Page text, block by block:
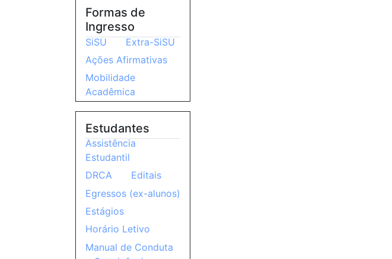
Formas de
Ingresso
SiSU
Extra-SiSU
Ações Afirmativas
Mobilidade
Acadêmica
Estudantes
Assistência
Estudantil
DRCA
Editais
Egressos (ex-alunos)
Estágios
Horário Letivo
Manual de Conduta